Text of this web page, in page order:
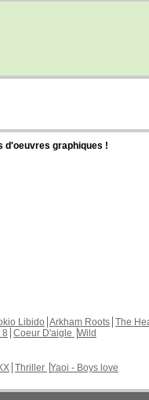
d'oeuvres graphiques !
Libido Arkham Roots The
8 Coeur D'aigle Wild
Thriller Yaoi - Boys love